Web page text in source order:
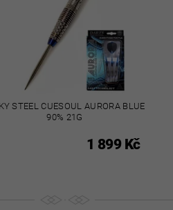
STEEL CUESOUL AURORA BLUE
90% 21G
1 899 Kč